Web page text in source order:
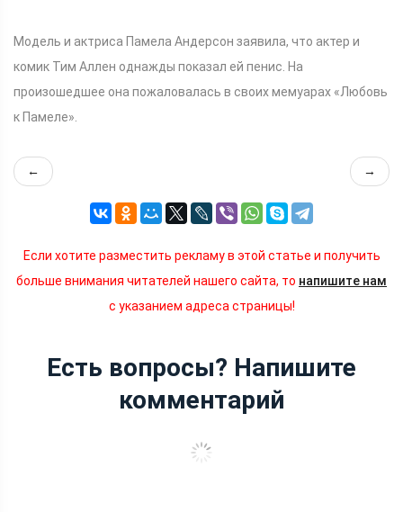
Модель и актриса Памела Андерсон заявила, что актер и
комик Тим Аллен однажды показал ей пенис. На
произошедшее она пожаловалась в своих мемуарах «Любовь
к Памеле».
← →
Если хотите разместить рекламу в этой статье и получить
больше внимания читателей нашего сайта, то напишите нам
с указанием адреса страницы!
Есть вопросы? Напишите
комментарий